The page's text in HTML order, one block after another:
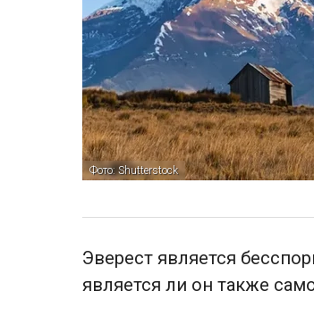
Фото: Shutterstock
Эверест является
является ли он также